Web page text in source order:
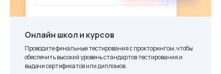
Онлайн школ и курсов
Проводите финальные тестирования с прокторингом, чтобы
обеспечить высокий уровень стандартов тестирования и
выдачи сертификатов или дипломов.